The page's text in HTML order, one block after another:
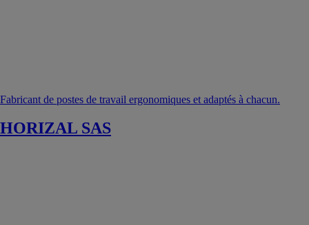
Fabricant de postes de travail ergonomiques et adaptés à chacun.
HORIZAL SAS